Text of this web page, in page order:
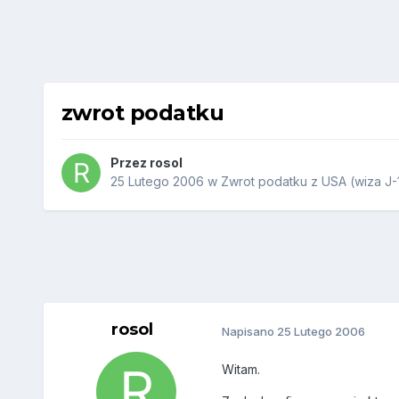
zwrot podatku
Przez rosol
25 Lutego 2006 w Zwrot podatku z USA (wiza J-
rosol Napisano 25 Lutego 2006
Witam.